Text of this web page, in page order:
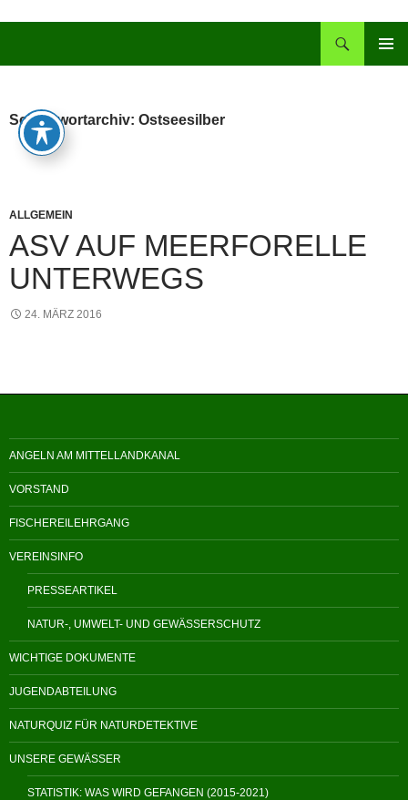
Schlagwortarchiv: Ostseesilber
ALLGEMEIN
ASV AUF MEERFORELLE
UNTERWEGS
24. MÄRZ 2016
ANGELN AM MITTELLANDKANAL
VORSTAND
FISCHEREILEHRGANG
VEREINSINFO
PRESSEARTIKEL
NATUR-, UMWELT- UND GEWÄSSERSCHUTZ
WICHTIGE DOKUMENTE
JUGENDABTEILUNG
NATURQUIZ FÜR NATURDETEKTIVE
UNSERE GEWÄSSER
STATISTIK: WAS WIRD GEFANGEN (2015-2021)